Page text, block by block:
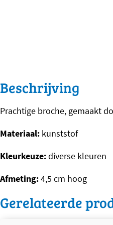
Beschrijving
Prachtige broche, gemaakt
Materiaal: kunststof
Kleurkeuze:diverse kleuren
Afmeting:4,5 cm hoog
Gerelateerde